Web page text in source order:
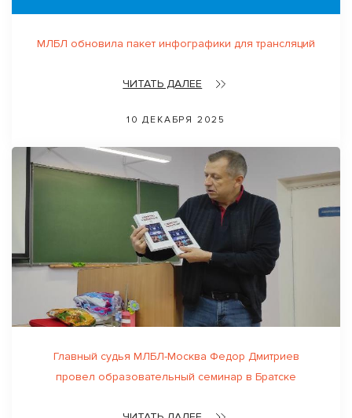
МЛБЛ обновила пакет инфографики для трансляций
ЧИТАТЬ ДАЛЕЕ
10 ДЕКАБРЯ 2025
Главный судья МЛБЛ-Москва Федор Дмитриев
провел образовательный семинар в Братске